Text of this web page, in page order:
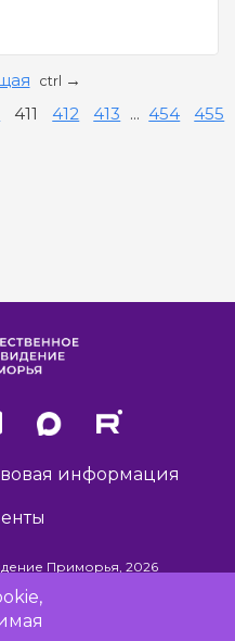
ctrl →
411 412 413 ... 454 455
информация
Приморья, 2026